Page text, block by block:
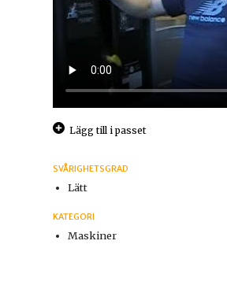
Lägg till i passet
SVÅRIGHETSGRAD
Lätt
KATEGORI
Maskiner